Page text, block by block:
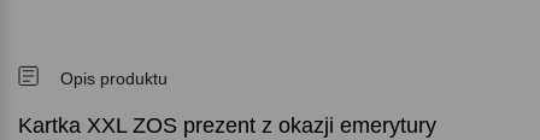
Opis produktu
Kartka XXL ZOS prezent z okazji emerytury